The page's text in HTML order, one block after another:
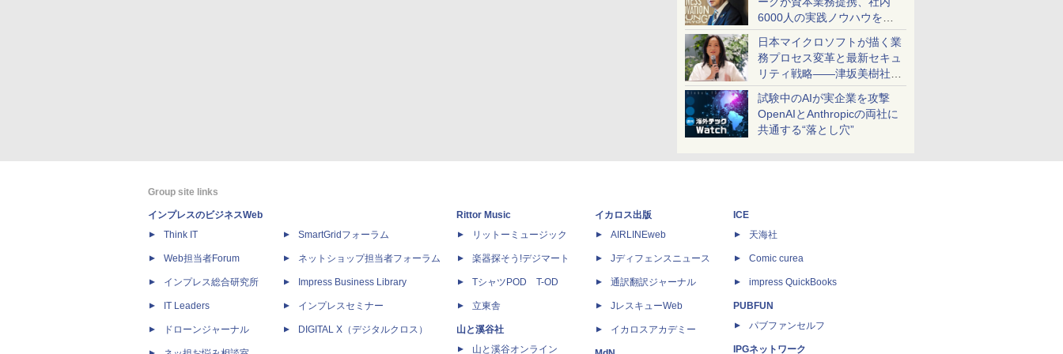
6000人の実践ノウハウを生
かした「AI商談記録 for
RICOH」を展開へ
日本マイクロソフトが描く業
務プロセス変革と最新セキュ
リティ戦略――津坂美樹社長
が2027年度戦略を説明
試験中のAIが実企業を攻撃
OpenAIとAnthropicの両社に
共通する“落とし穴”
Group site links
インプレスのビジネスWeb
Think IT
Web担当者Forum
インプレス総合研究所
IT Leaders
ドローンジャーナル
SmartGridフォーラム
ネットショップ担当者フォーラム
Impress Business Library
インプレスセミナー
DIGITAL X（デジタルクロス）
Rittor Music
リットーミュージック
楽器探そう!デジマート
TシャツPOD T-OD
立東舎
山と溪谷社
山と溪谷オンライン
イカロス出版
AIRLINEweb
Jディフェンスニュース
通訳翻訳ジャーナル
JレスキューWeb
イカロスアカデミー
ICE
天海社
Comic curea
impress QuickBooks
PUBFUN
パブファンセルフ
IPGネットワーク